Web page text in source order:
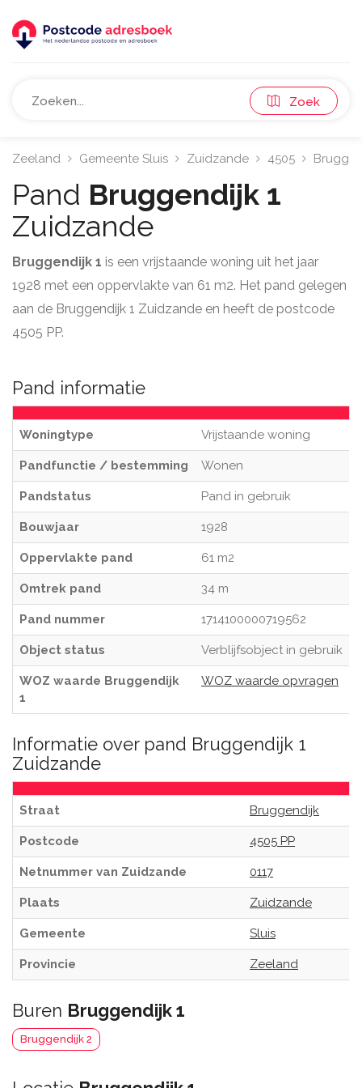
Zoek
Zeeland Gemeente Sluis Zuidzande 4505
Pand Bruggendijk 1
Zuidzande
Bruggendijk 1 is een vrijstaande woning uit het jaar
1928 met een oppervlakte van 61 m2. Het pand gelegen
aan de Bruggendijk 1 Zuidzande en heeft de postcode
4505 PP.
Pand informatie
Woningtype Vrijstaande woning
Pandfunctie / bestemming Wonen
Pandstatus Pand in gebruik
Bouwjaar 1928
Oppervlakte pand 61 m2
Omtrek pand 34 m
Pand nummer 1714100000719562
Object status Verblijfsobject in gebruik
WOZ waarde Bruggendijk
1
WOZ waarde opvragen
Informatie over pand Bruggendijk 1
Zuidzande
Straat Bruggendijk
Postcode 4505 PP
Netnummer van Zuidzande 0117
Plaats Zuidzande
Gemeente Sluis
Provincie Zeeland
Buren Bruggendijk 1
Bruggendijk 2